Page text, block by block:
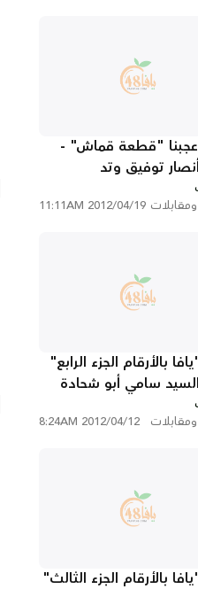
"قطعة قماش" -
توفيق وتد
2012/04/19 11:11AM
بالأرقام الجزء الرابع"
سامي أبو شحادة
2012/04/12 8:24AM
بالأرقام الجزء الثالث"